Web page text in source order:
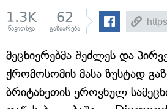
1.3K
წაკითხვა
62
გაზიარება
მეცნიერებმა შეძლეს და
ქრომოსომის მასა ზუსტად
ბრიტანეთის ეროვნულ